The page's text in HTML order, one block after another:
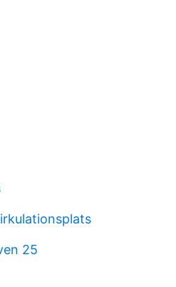
25